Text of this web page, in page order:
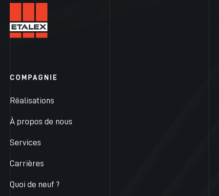
COMPAGNIE
Réalisations
À propos de nous
Services
Carrières
Quoi de neuf ?